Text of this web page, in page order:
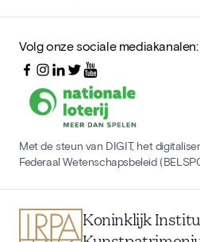
Volg onze sociale mediakanalen:
Met de steun van DIGIT, het
Federaal Wetenschapsbeleid
Koninklijk